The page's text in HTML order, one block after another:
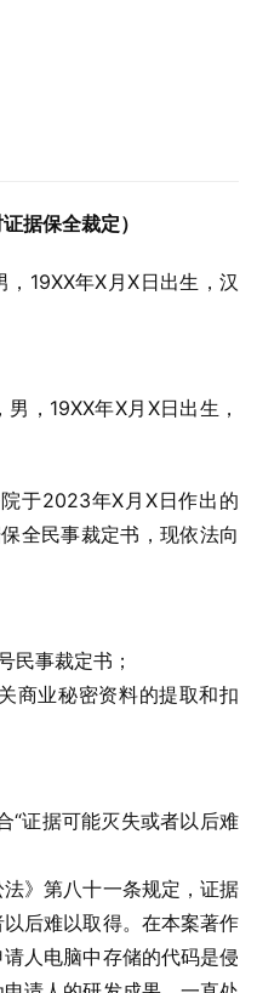
据保全裁定）
19XX年X月X日出生，汉
，19XX年X月X日出生，
于2023年X月X日作出的
全民事裁定书，现依法向
民事裁定书；
商业秘密资料的提取和扣
“证据可能灭失或者以后难
》第八十一条规定，证据
后难以取得。在本案著作
人电脑中存储的代码是侵